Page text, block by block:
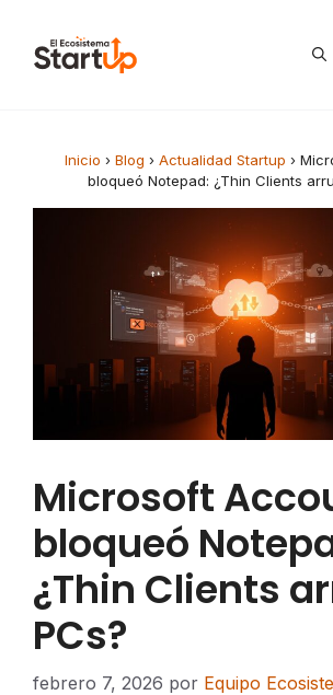
Inicio › Blog › Actualidad Startup ›
bloqueó Notepad: ¿Thin Clients
Microsoft
bloqueó
¿Thin Clients
PCs?
febrero 7, 2026 por Equipo